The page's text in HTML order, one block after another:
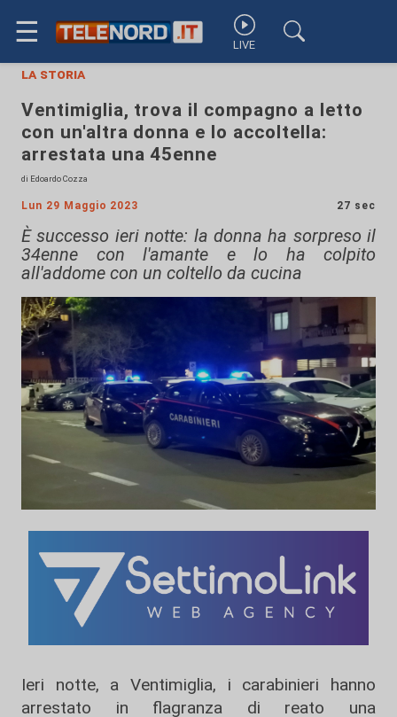
☰ LIVE
la storia
Ventimiglia, trova il compagno a letto
con un'altra donna e lo accoltella:
arrestata una 45enne
di Edoardo Cozza
Lun 29 Maggio 2023 27 sec
È successo ieri notte: la donna ha sorpreso il
34enne con l'amante e lo ha colpito
all'addome con un coltello da cucina
Ieri notte, a Ventimiglia, i carabinieri hanno
arrestato in flagranza di reato una